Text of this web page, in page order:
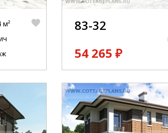
м²
83-32
54 265 ₽